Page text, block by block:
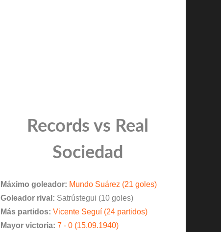
Records vs Real
Sociedad
Máximo goleador: Mundo Suárez (21 goles)
Goleador rival: Satrústegui (10 goles)
Más partidos: Vicente Seguí (24 partidos)
Mayor victoria: 7 - 0 (15.09.1940)